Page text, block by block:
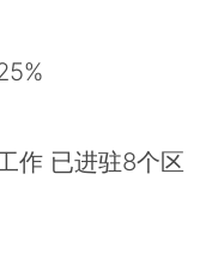
作 已进驻8个区